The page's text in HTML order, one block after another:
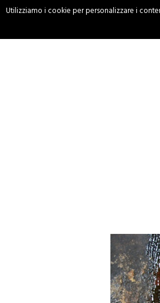
Utilizziamo i cookie per personalizzare i